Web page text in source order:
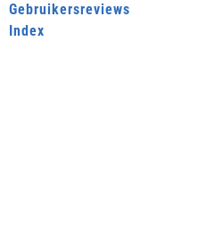
Gebruikersreviews
Index